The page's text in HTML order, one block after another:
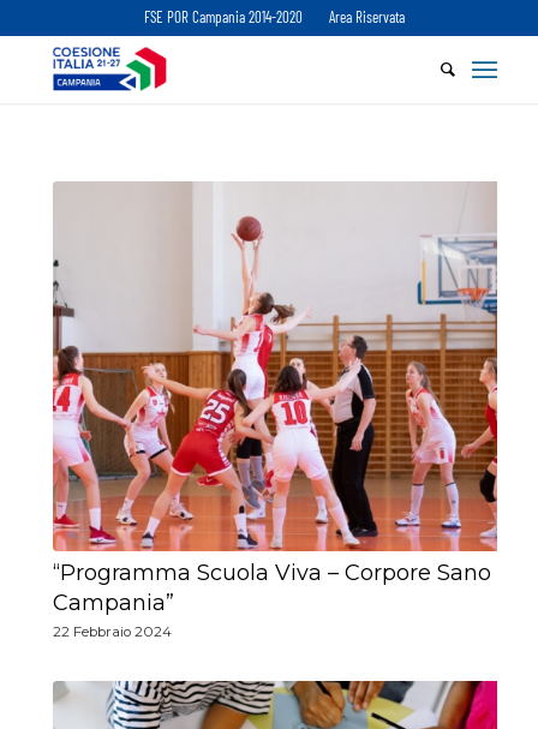
FSE POR Campania 2014-2020 Area Riservata
“Programma Scuola Viva – Corpore Sano
Campania”
22 Febbraio 2024